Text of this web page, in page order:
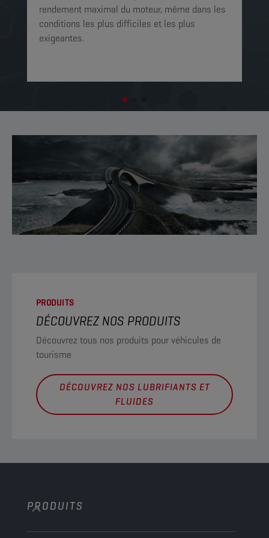
rendement maximal du moteur, même dans les
conditions les plus difficiles et les plus
exigeantes.
PRODUITS
DÉCOUVREZ NOS PRODUITS
Découvrez tous nos produits pour véhicules de
tourisme
DÉCOUVREZ NOS LUBRIFIANTS ET
FLUIDES
PRODUITS